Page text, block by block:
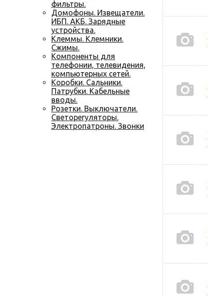
фильтры.
Домофоны. Извещатели.
ИБП. АКБ. Зарядные
устройства.
Клеммы. Клемники.
Сжимы.
Компоненты для
телефонии, телевидения,
компьютерных сетей.
Коробки. Сальники.
Патрубки. Кабельные
вводы.
Розетки. Выключатели.
Светорегуляторы.
Электропатроны. Звонки